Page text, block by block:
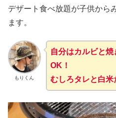
デザート食べ放題が子供から
ます。
もりくん
自分はカルビと
OK！
むしろタレと白米